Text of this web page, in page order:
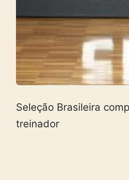
Seleção Brasileira
treinador